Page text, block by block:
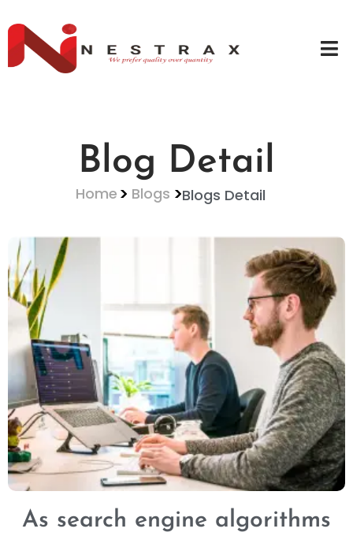
Blog Detail
Home Blogs Blogs Detail
As search engine algorithms